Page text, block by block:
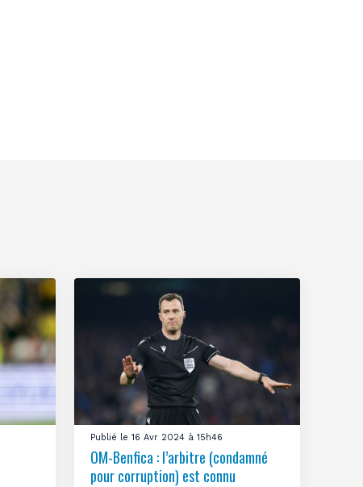
Publié le 16 Avr 2024 à 15h46
OM-Benfica : l’arbitre (condamné
pour corruption) est connu